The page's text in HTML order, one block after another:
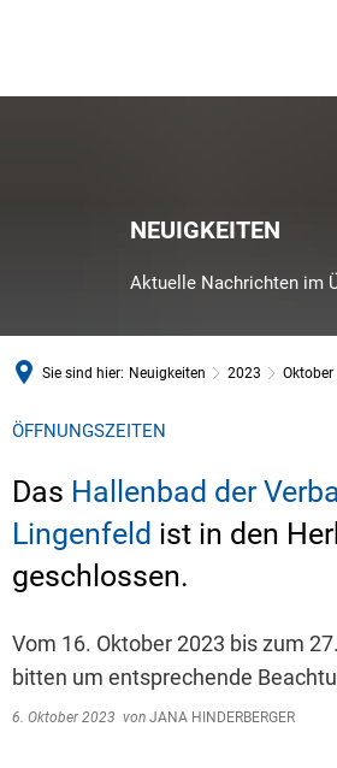
NEUIGKEITEN
Aktuelle Nachrichten im
Sie sind hier: Neuigkeiten 2023 Oktober
ÖFFNUNGSZEITEN
Das Hallenbad der
Lingenfeld ist in den
geschlossen.
Vom 16. Oktober 2023 bis zum
bitten um entsprechende
6. Oktober 2023 von JANA HINDERBERGER